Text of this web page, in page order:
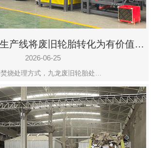
产线将废旧轮胎转化为有价值的
资源
2026-06-25
烧处理方式，九龙废旧轮胎处…